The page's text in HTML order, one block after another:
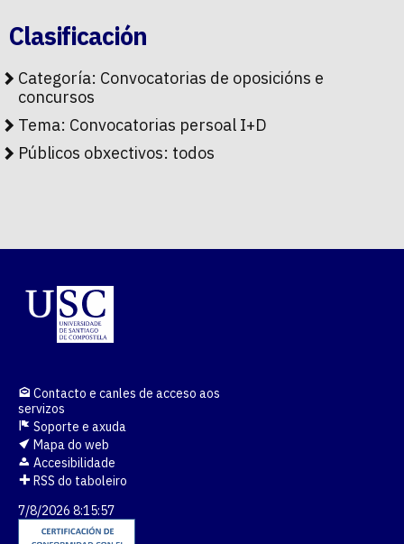
Clasificación
Categoría: Convocatorias de oposicións e
concursos
Tema: Convocatorias persoal I+D
Públicos obxectivos: todos
Contacto e canles de acceso aos
servizos
Soporte e axuda
Mapa do web
Accesibilidade
RSS do taboleiro
7/8/2026 8:15:57